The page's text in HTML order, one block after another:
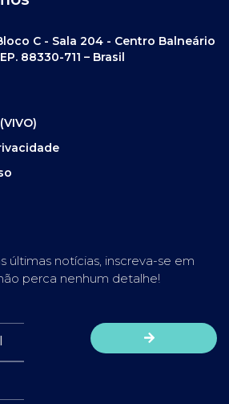
C - Sala 204 - Centro Balneário
88330-711 – Brasil
últimas notícias, inscreva-se em
perca nenhum detalhe!